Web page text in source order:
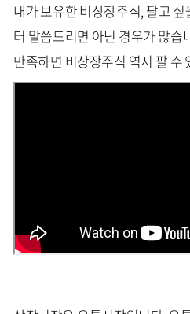
내가 보유한 비상장주식, 팔고
터 말씀드리면 아닌 경우가 많습
만족하면 비상장주식 역시 팔 수